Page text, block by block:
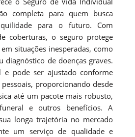
completa para quem busca
para o futuro. Com
coberturas, o seguro protege
situações inesperadas, como
diagnóstico de doenças graves.
e pode ser ajustado conforme
pessoais, proporcionando desde
até um pacote mais robusto,
e outros benefícios. A
longa trajetória no mercado
um serviço de qualidade e